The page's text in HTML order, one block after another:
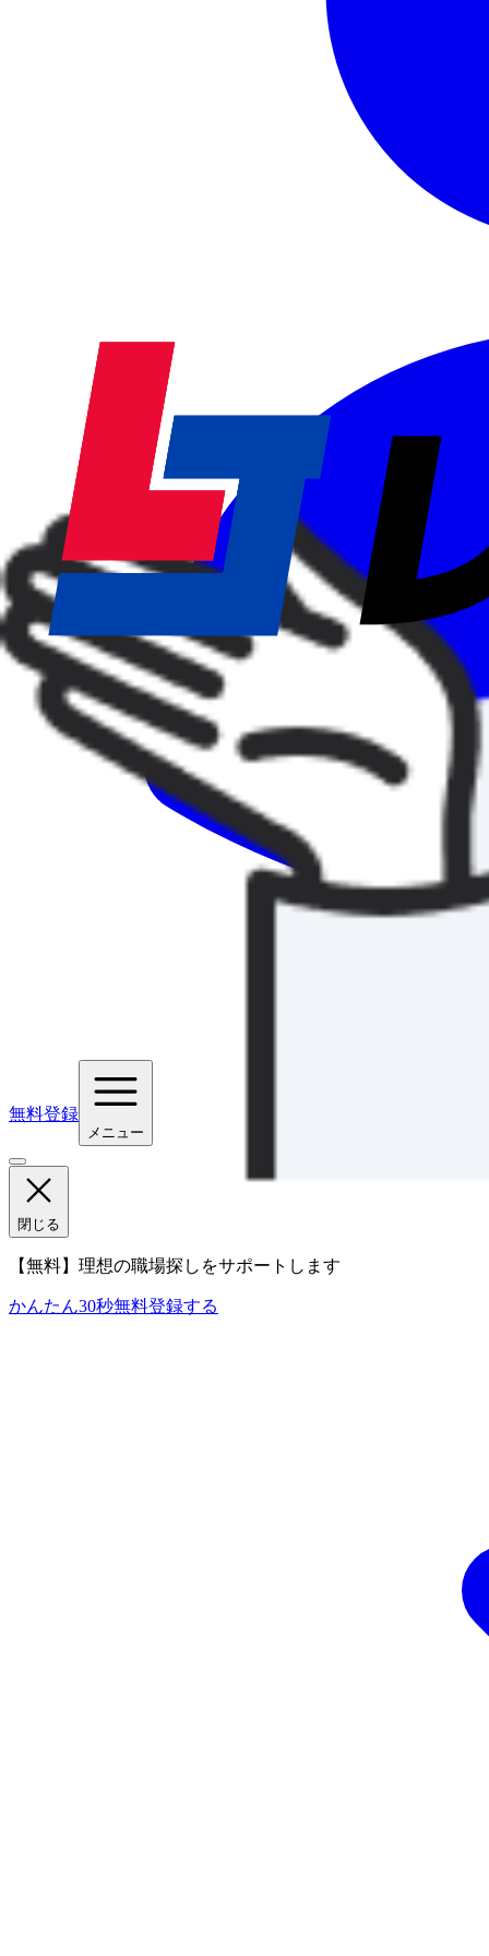
無料登録
メニュー
閉じる
【無料】理想の職場探しをサポートします
かんたん30秒無料登録する